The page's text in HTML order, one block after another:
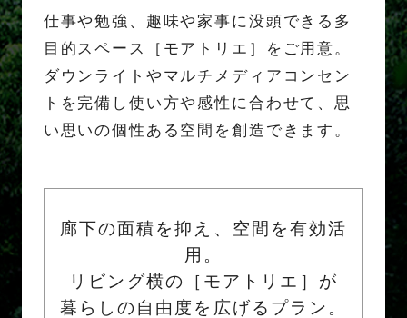
廊下の面積を抑え、 空間を有効活
用。
リビング横の［モアトリエ］が
暮らしの自由度を広げるプラン。
仕事や勉強、趣味や家事に没頭できる多
目的スペース［モアトリエ］をご用意。
ダウンライトやマルチメディアコンセン
トを完備し使い方や感性に合わせて、思
い思いの個性ある空間を創造できます。